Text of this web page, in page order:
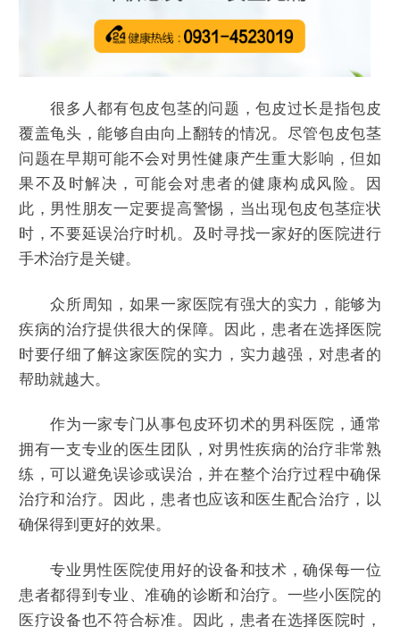
很多人都有包皮包茎的问题，包皮过长是指包皮
覆盖龟头，能够自由向上翻转的情况。尽管包皮包茎
问题在早期可能不会对男性健康产生重大影响，但如
果不及时解决，可能会对患者的健康构成风险。因
此，男性朋友一定要提高警惕，当出现包皮包茎症状
时，不要延误治疗时机。及时寻找一家好的医院进行
手术治疗是关键。
众所周知，如果一家医院有强大的实力，能够为
疾病的治疗提供很大的保障。因此，患者在选择医院
时要仔细了解这家医院的实力，实力越强，对患者的
帮助就越大。
作为一家专门从事包皮环切术的男科医院，通常
拥有一支专业的医生团队，对男性疾病的治疗非常熟
练，可以避免误诊或误治，并在整个治疗过程中确保
治疗和治疗。因此，患者也应该和医生配合治疗，以
确保得到更好的效果。
专业男性医院使用好的设备和技术，确保每一位
患者都得到专业、准确的诊断和治疗。一些小医院的
医疗设备也不符合标准。因此，患者在选择医院时，